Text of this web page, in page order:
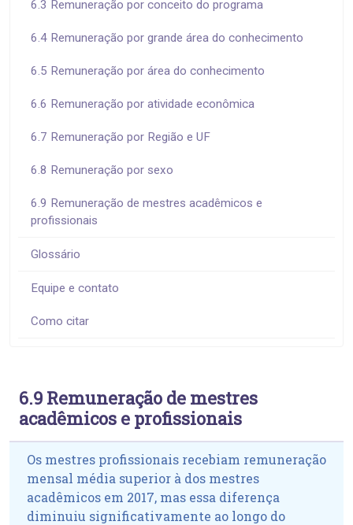
6.3 Remuneração por conceito do programa
6.4 Remuneração por grande área do conhecimento
6.5 Remuneração por área do conhecimento
6.6 Remuneração por atividade econômica
6.7 Remuneração por Região e UF
6.8 Remuneração por sexo
6.9 Remuneração de mestres acadêmicos e
profissionais
Glossário
Equipe e contato
Como citar
6.9 Remuneração de mestres
acadêmicos e profissionais
Os mestres profissionais recebiam remuneração
mensal média superior à dos mestres
acadêmicos em 2017, mas essa diferença
diminuiu significativamente ao longo do